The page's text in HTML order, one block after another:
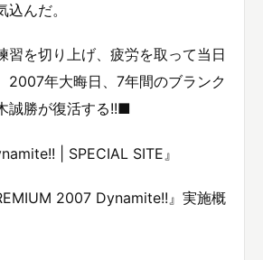
んだ。
習を切り上げ、疲労を取って当日
2007年大晦日、7年間のブランク
誠勝が復活する!!■
| SPECIAL SITE』
2007 Dynamite!!』実施概